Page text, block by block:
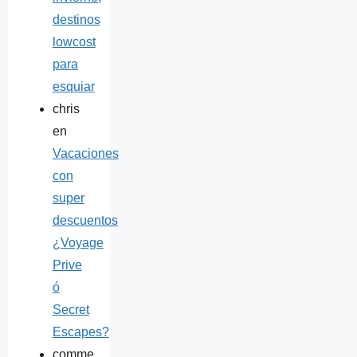
destinos
lowcost
para
esquiar
chris
en
Vacaciones
con
super
descuentos
¿Voyage
Prive
ó
Secret
Escapes?